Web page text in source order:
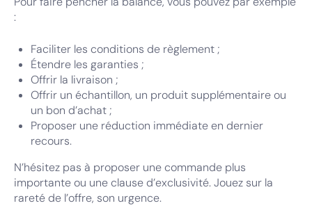
:
Faciliter les conditions de règlement ;
Étendre les garanties ;
Offrir la livraison ;
Offrir un échantillon, un produit supplémentaire ou
un bon d’achat ;
Proposer une réduction immédiate en dernier
recours.
N’hésitez pas à proposer une commande plus
importante ou une clause d’exclusivité. Jouez sur la
rareté de l’offre, son urgence.